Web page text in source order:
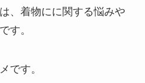
、着物にに関する悩みや
す。
です。